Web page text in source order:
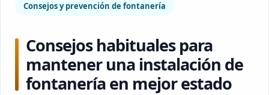
Consejos y prevención de fontanería
Consejos habituales para
mantener una instalación de
fontanería en mejor estado